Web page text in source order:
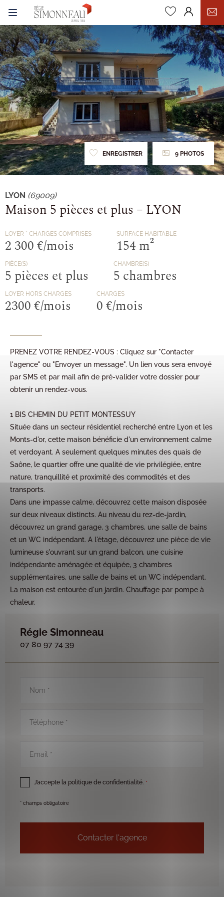
0
ENREGISTRER 9 PHOTOS
LYON (69009)
Maison 5 pièces et plus – LYON
LOYER * CHARGES COMPRISES
2 300 €/mois
SURFACE HABITABLE
154 m²
PIÈCE(S)
5 pièces et plus
CHAMBRE(S)
5 chambres
LOYER HORS CHARGES
2300 €/mois
CHARGES
0 €/mois
PRENEZ VOTRE RENDEZ-VOUS : Cliquez sur "Contacter
l'agence" ou "Envoyer un message". Un lien vous sera envoyé
par SMS et par mail afin de pré-valider votre dossier pour
obtenir un rendez-vous.
1 BIS CHEMIN DU PETIT MONTESSUY
Située dans un secteur résidentiel recherché entre Lyon et les
Monts-d'or, cette maison bénéficie d'un environnement calme
et verdoyant. A seulement quelques minutes des quais de
Saône, le quartier offre une qualité de vie privilégiée, entre
nature, tranquillité et proximité des commodités et des
transports.
Dans une impasse calme, découvrez cette maison disposée
sur deux niveaux distincts. Au niveau du rez-de-jardin,
découvrez un grand garage, 3 chambres, une salle de bains
et un WC indépendant. A l'étage, découvrez une pièce de vie
lumineuse s'ouvrant sur un grand balcon, une cuisine
indépendante aménagée et équipée, 3 chambres
supplémentaires, une salle de bains et un WC indépendant.
La maison est entourée d'un jardin. Chauffage par pompe à
chaleur.
Régie Simonneau
07 80 97 74 39
J’accepte la politique de confidentialité. *
* champs obligatoire